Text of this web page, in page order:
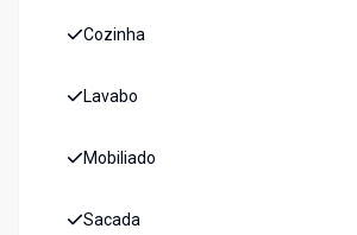
Cozinha
Lavabo
Mobiliado
Sacada